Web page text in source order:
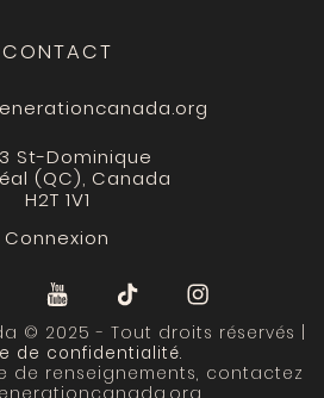
CONTACT
St-Dominique
(QC), Canada
H2T 1V1
Connexion
© 2025 - Tout droits réservés |
de confidentialité.
de renseignements, contactez